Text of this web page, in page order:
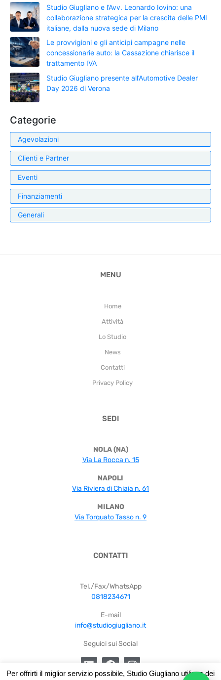
Studio Giugliano e l’Avv. Leonardo Iovino: una
collaborazione strategica per la crescita delle PMI
italiane, dalla nuova sede di Milano
Le provvigioni e gli anticipi campagne nelle
concessionarie auto: la Cassazione chiarisce il
trattamento IVA
Studio Giugliano presente all’Automotive Dealer
Day 2026 di Verona
Categorie
Agevolazioni
Clienti e Partner
Eventi
Finanziamenti
Generali
MENU
Home
Attività
Lo Studio
News
Contatti
Privacy Policy
SEDI
NOLA (NA)
Via La Rocca n. 15
NAPOLI
Via Riviera di Chiaia n. 61
MILANO
Via Torquato Tasso n. 9
CONTATTI
Tel./Fax/WhatsApp
0818234671
E-mail
info@studiogiugliano.it
Seguici sui Social
Per offrirti il miglior servizio possibile, Studio Giugliano utilizza dei